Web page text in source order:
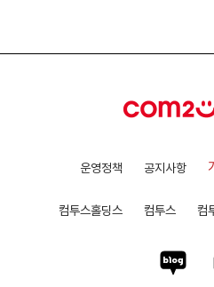
운영정책 공지사항
컴투스홀딩스 컴투스 컴